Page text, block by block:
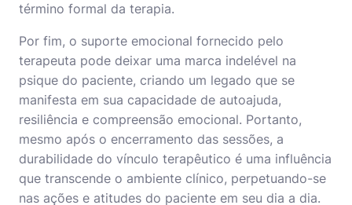
término formal da terapia.
Por fim, o suporte emocional fornecido pelo
terapeuta pode deixar uma marca indelével na
psique do paciente, criando um legado que se
manifesta em sua capacidade de autoajuda,
resiliência e compreensão emocional. Portanto,
mesmo após o encerramento das sessões, a
durabilidade do vínculo terapêutico é uma influência
que transcende o ambiente clínico, perpetuando-se
nas ações e atitudes do paciente em seu dia a dia.